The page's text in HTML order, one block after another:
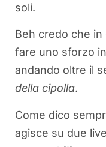
soli.
Beh credo che
fare uno sforzo
andando oltre il
della cipolla.
Come dico
agisce su due